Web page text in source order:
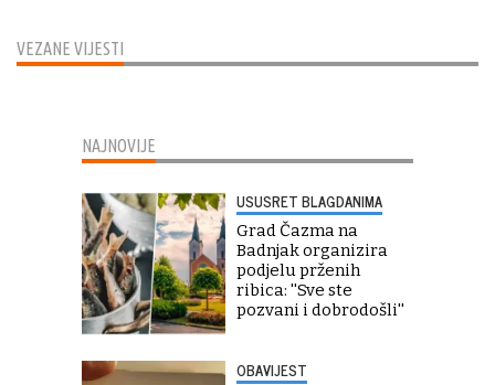
VEZANE VIJESTI
NAJNOVIJE
USUSRET BLAGDANIMA
Grad Čazma na
Badnjak organizira
podjelu prženih
ribica: ''Sve ste
pozvani i dobrodošli''
OBAVIJEST